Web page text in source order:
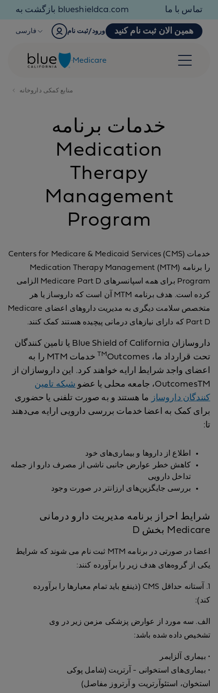
Skip to contentبازگشت به blueshieldca.com تماس با ما
فارسی ورود/ثبت نام همین الان ثبت نام کنید
Medicare
منابع کمکی داروخانه
خدمات برنامه
Medication
Therapy
Management
Program
خدمات Centers for Medicare & Medicaid Services (CMS)
را برنامه Medication Therapy Management (MTM)
Program برای همه اسپانسرهای Medicare Part D الزامی
کرده است. هدف برنامه MTM آن است که داروساز یا هر
متخصص سلامت دیگری به مدیریت داروهای اعضای Medicare
Part D که دارای نیازهای درمانی پیچیده هستند کمک کنند.
داروسازان Blue Shield of California یا تامین کنندگان
تحت قرارداد ما، Outcomes
TM
خدمات MTM را به
اعضای واجد شرایط ارایه خواهند کرد. این داروسازان از
OutcomesTM، جامعه محلی یا عضو
شبکه تامین
کنندگان داروساز
ما هستند و به صورت تلفنی یا حضوری
برای کمک به اعضا خدمات بررسی دارویی ارایه می‌دهند
تا:
اطلاع از داروها و بیماری‌های خود
کاهش خطر عوارض جانبی ناشی از مصرف دارو از جمله
تداخل دارویی
بررسی جایگزین‌های ارزانتر در صورت وجود
شرایط احراز برنامه مدیریت دارو درمانی
Medicare بخش D
اعضا در صورتی در برنامه MTM ثبت نام می شوند که شرایط
یکی از گروه‌های هدف زیر را برآورده کنند:
1. آستانه حداقل CMS (ذینفع باید تمام معیارها را برآورده
کند):
الف. سه مورد از عوارض پزشکی مزمن زیر در وی
تشخیص داده شده باشد:
• بیماری آلزایمر
• بیماری‌های استخوانی - آرتریت (شامل پوکی
استخوان، استئوآرتریت و آرتروز مفاصل)